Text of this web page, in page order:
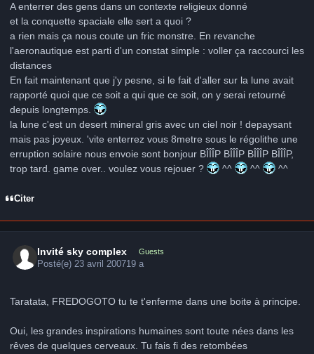
A enterrer des gens dans un contexte religieux donné
et la conquette spaciale elle sert a quoi ?
a rien mais ça nous coute un fric monstre. En revanche
l'aeronautique est parti d'un constat simple : voller ça raccourci les
distances
En fait maintenant que j'y pesne, si le fait d'aller sur la lune avait
rapporté quoi que ce soit a qui que ce soit, on y serai retourné
depuis longtemps.
la lune c'est un desert mineral gris avec un ciel noir ! depaysant
mais pas joyeux. 'vite enterrez vous 8metre sous le régolithe une
erruption solaire nous envoie sont bonjour BÎÎÎP BÎÎÎP BÎÎÎP BÎÎÎP,
trop tard. game over.. voulez vous rejouer ?
^^ ^^ ^^
Citer
Invité sky complex Guests
Posté(e)23 avril 200719 a
Taratata, FREDOGOTO tu te t'enferme dans une boite à principe.
Oui, les grandes inspirations humaines sont toute nées dans les
rêves de quelques cerveaux. Tu fais fi des retombées